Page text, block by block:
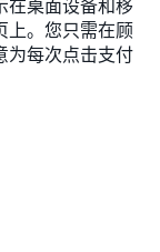
在桌面设备和移
上。您只需在顾
为每次点击支付